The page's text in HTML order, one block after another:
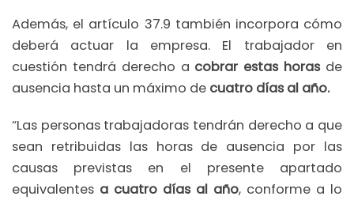
Además, el artículo 37.9 también incorpora cómo
deberá actuar la empresa. El trabajador en
cuestión tendrá derecho a cobrar estas horas de
ausencia hasta un máximo de cuatro días al año.
“Las personas trabajadoras tendrán derecho a que
sean retribuidas las horas de ausencia por las
causas previstas en el presente apartado
equivalentes a cuatro días al año, conforme a lo